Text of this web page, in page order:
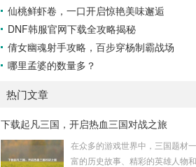
仙桃鲜虾卷，一口开启惊艳美味邂逅
DNF韩服官网下载全攻略揭秘
倩女幽魂射手攻略，百步穿杨制霸战场
哪里孟婆的数量多？
热门文章
下载起凡三国，开启热血三国对战之旅
在众多的游戏世界中，三国题材
富的历史故事、精彩的英雄人物